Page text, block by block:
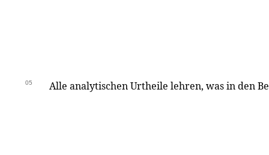
05 Alle analytischen Urtheile lehren, was in den